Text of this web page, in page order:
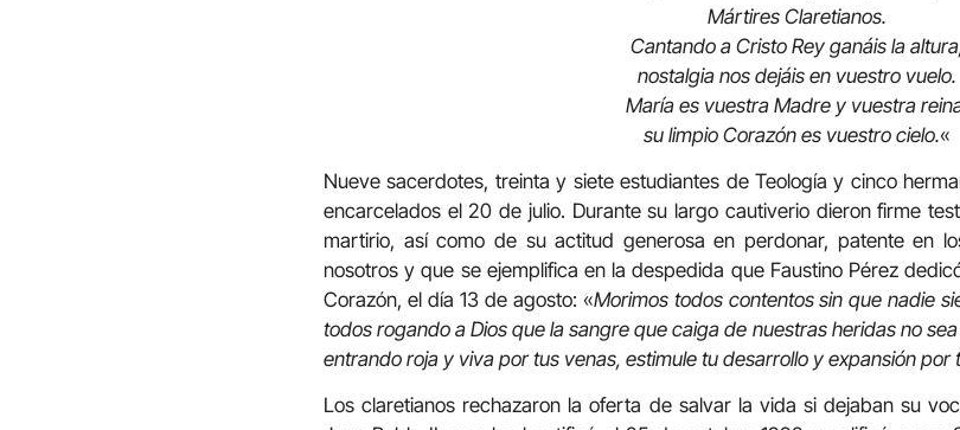
Mártires Claretianos.
Cantando a Cristo Rey ganáis la
nostalgia nos dejáis en vuestro vuelo.
María es vuestra Madre y vuestra
su limpio Corazón es vuestro cielo.«
Nueve sacerdotes, treinta y siete estudiantes de Teología y cinco
encarcelados el 20 de julio. Durante su largo cautiverio dieron firme
martirio, así como de su actitud generosa en perdonar, patente en
nosotros y que se ejemplifica en la despedida que Faustino Pérez
Corazón, el día 13 de agosto: «Morimos todos contentos sin que nadie
todos rogando a Dios que la sangre que caiga de nuestras heridas no
entrando roja y viva por tus venas, estimule tu desarrollo y expansión por
Los claretianos rechazaron la oferta de salvar la vida si dejaban su